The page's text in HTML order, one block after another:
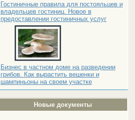
Гостиничные правила для постояльцев и
владельцев гостиниц. Новое в
предоставлении гостиничных услуг
Бизнес в частном доме на разведении
грибов. Как вырастить вешенки и
шампиньоны на своем участке
Новые документы